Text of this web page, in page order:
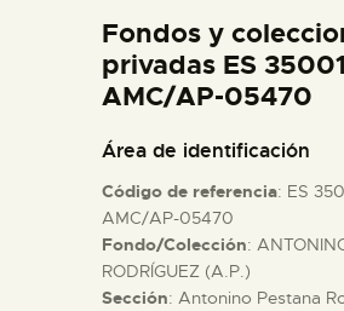
ESPAÑOL
ACTIVIDADES
█
Fondos y
privadas ES 35001
AMC/AP-05470
Área de identificación
Código de referencia: ES
AMC/AP-05470
Fondo/Colección:
RODRÍGUEZ (A.P.)
Sección: Antonino Pestana